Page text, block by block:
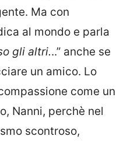
Ma con
al mondo e parla
gli altri...” anche se
un amico. Lo
come un
Nanni, perchè nel
scontroso,